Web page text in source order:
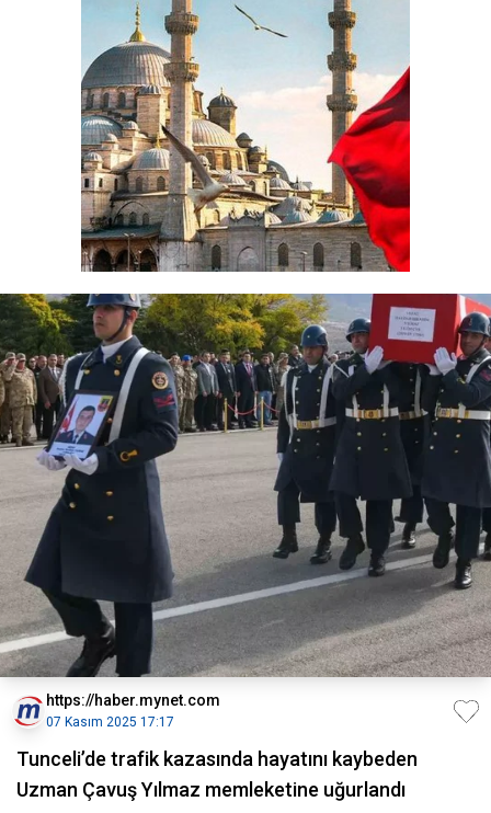
https://haber.mynet.com
07 Kasım 2025 17:17
Tunceli’de trafik kazasında hayatını kaybeden
Uzman Çavuş Yılmaz memleketine uğurlandı